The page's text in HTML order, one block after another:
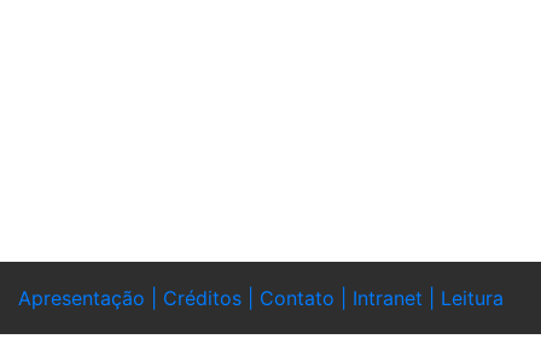
Apresentação | Créditos | Contato | Intranet | Leitura